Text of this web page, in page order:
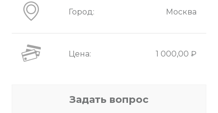
Город: Москва
Цена: 1 000,00 ₽
Задать вопрос